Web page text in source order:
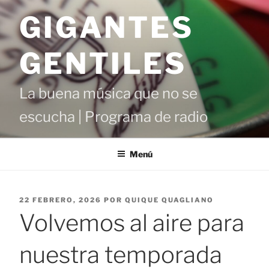
Saltar
contenido
GIGANTES
GENTILES
La buena música que no se
escucha | Programa de radio
Menú
PUBLICADO
22 FEBRERO, 2026 POR QUIQUE QUAGLIANO
Volvemos al aire para
nuestra temporada